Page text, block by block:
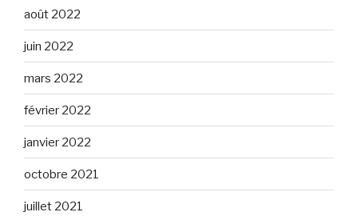
août 2022
juin 2022
mars 2022
février 2022
janvier 2022
octobre 2021
juillet 2021